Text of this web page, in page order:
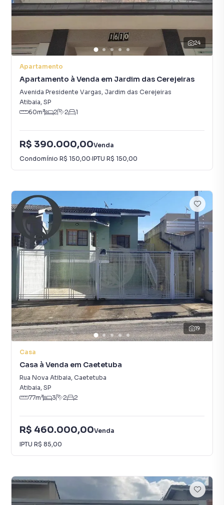
24
Apartamento
Apartamento à Venda em Jardim das Cerejeiras
Avenida Presidente Vargas, Jardim das Cerejeiras
Atibaia, SP
60m² 2 2 1
R$ 390.000,00Venda
Condomínio R$ 150,00·IPTU R$ 150,00
19
Casa
Casa à Venda em Caetetuba
Rua Nova Atibaia, Caetetuba
Atibaia, SP
77m² 3 2 2
R$ 460.000,00Venda
IPTU R$ 85,00